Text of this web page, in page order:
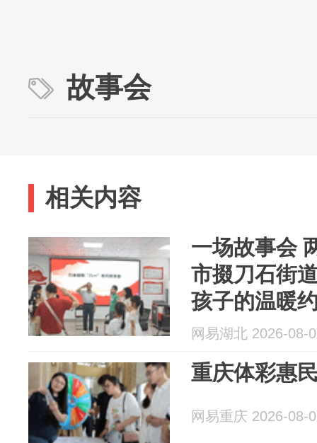
故事会
相关内容
一场故事会
市掇刀石街
孩子的温暖
网易湖北 2026-08-
重庆体彩惠
网易重庆 2026-08-